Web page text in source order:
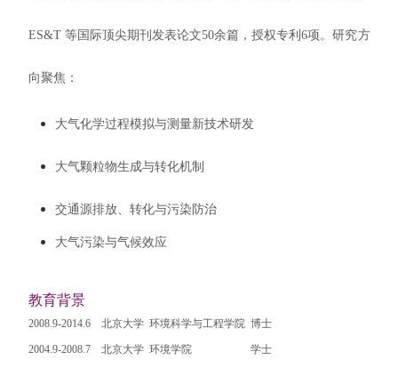
ES&T 等国际顶尖期刊发表论文50余篇，授权专利6项。研究方
向聚焦：
大气化学过程模拟与测量新技术研发
大气颗粒物生成与转化机制
交通源排放、转化与污染防治
大气污染与气候效应
教育背景
2008.9-2014.6 北京大学 环境科学与工程学院 博士
2004.9-2008.7 北京大学 环境学院 学士